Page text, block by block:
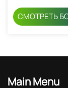
СМОТРЕТЬ
Main Menu